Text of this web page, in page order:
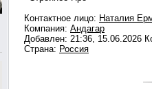
Контактное лицо: Наталия
Компания: Андагар
Добавлен: 21:36, 15.06.2026
Страна: Россия